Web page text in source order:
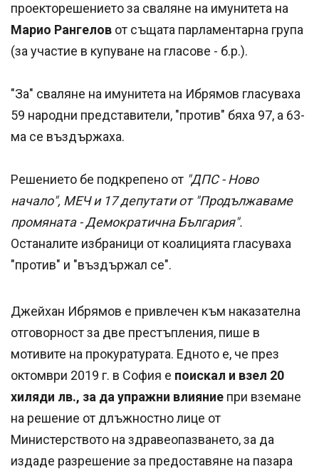
проекторешението за сваляне на имунитета на
Марио Рангелов от същата парламентарна група
(за участие в купуване на гласове - б.р.).
"За" сваляне на имунитета на Ибрямов гласуваха
59 народни представители, "против" бяха 97, а 63-
ма се въздържаха.
Решението бе подкрепено от "ДПС - Ново
начало", МЕЧ и 17 депутати от "Продължаваме
промяната - Демократична България".
Останалите избраници от коалицията гласуваха
"против" и "въздържал се".
Джейхан Ибрямов е привлечен към наказателна
отговорност за две престъпления, пише в
мотивите на прокуратурата. Едното е, че през
октомври 2019 г. в София е поискал и взел 20
хиляди лв., за да упражни влияние при вземане
на решение от длъжностно лице от
Министерството на здравеопазването, за да
издаде разрешение за предоставяне на пазара